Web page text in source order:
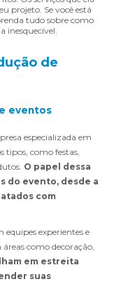
projeto. Se você está
tudo sobre como
inesquecível.
de
eventos
especializada em
tipos, como festas,
O papel dessa
do evento, desde a
com
equipes experientes e
como decoração,
em estreita
suas